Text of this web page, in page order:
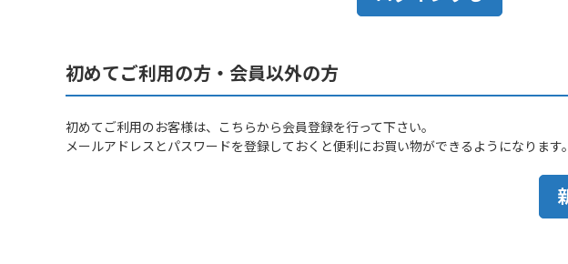
初めてご利用の方・会員以外の方
初めてご利用のお客様は、こちらから会員登録を行って下さい。
メールアドレスとパスワードを登録しておくと便利にお買い物ができるようになります。